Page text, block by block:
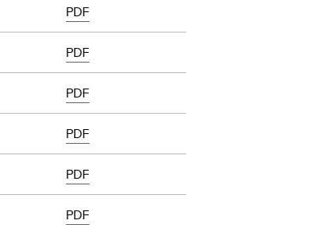
PDF
PDF
PDF
PDF
PDF
PDF